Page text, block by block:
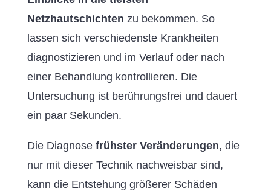
Netzhautschichten zu bekommen. So
lassen sich verschiedenste Krankheiten
diagnostizieren und im Verlauf oder nach
einer Behandlung kontrollieren. Die
Untersuchung ist berührungsfrei und dauert
ein paar Sekunden.
Die Diagnose frühster Veränderungen, die
nur mit dieser Technik nachweisbar sind,
kann die Entstehung größerer Schäden